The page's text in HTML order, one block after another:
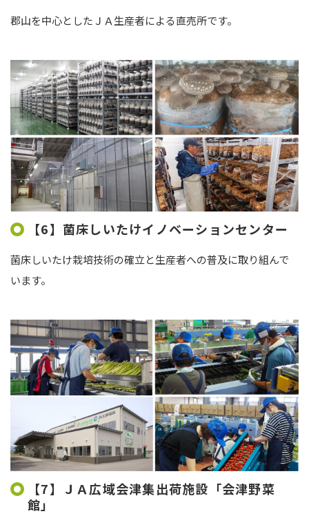
郡山を中心としたＪＡ生産者による直売所です。
【6】菌床しいたけイノベーションセンター
菌床しいたけ栽培技術の確立と生産者への普及に取り組んで
います。
【7】ＪＡ広域会津集出荷施設「会津野菜
館」